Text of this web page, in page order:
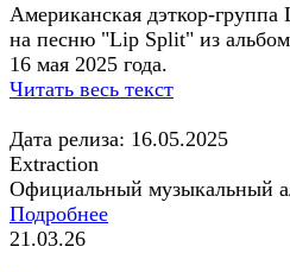
Американская дэткор-
на песню "Lip Split" из
16 мая 2025 года.
Читать весь текст
Дата релиза: 16.05.2025
Extraction
Официальный музыкальный
Подробнее
21.03.26